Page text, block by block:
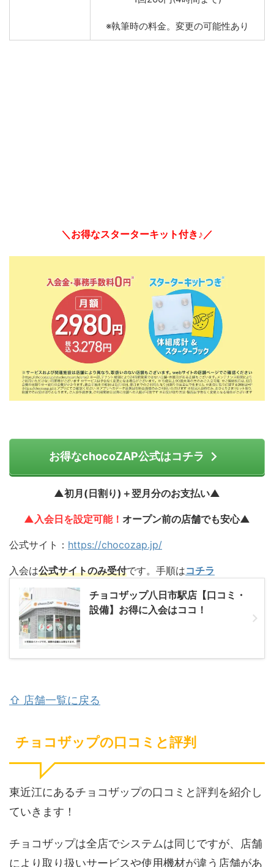
※執筆時の料金。変更の可能性あり
＼お得なスターターキット付き♪／
お得なchocoZAP公式はコチラ
▲初月(日割り)＋翌月分のお支払い▲
▲入会日を設定可能！ オープン前の店舗でも安心▲
公式サイト： https://chocozap.jp/
入会は公式サイトのみ受付です。手順はコチラ
チョコザップ八日市駅店【口コミ・
設備】お得に入会はココ！
⇧ 店舗一覧に戻る
チョコザップの口コミと評判
東近江にあるチョコザップの口コミと評判を紹介し
ていきます！
チョコザップは全店でシステムは同じですが、店舗
により取り扱いサービスや使用機材が違う店舗があ